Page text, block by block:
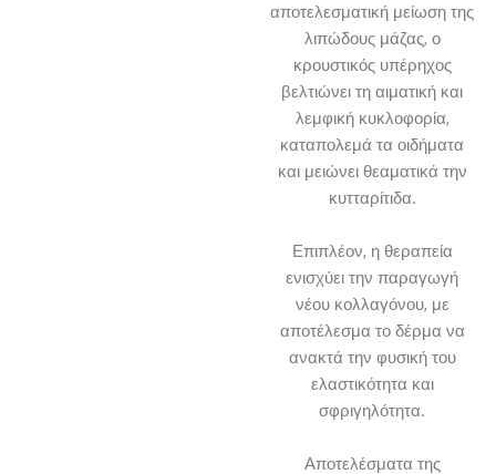
αποτελεσματική μείωση της
λιπώδους μάζας, ο
κρουστικός υπέρηχος
βελτιώνει τη αιματική και
λεμφική κυκλοφορία,
καταπολεμά τα οιδήματα
και μειώνει θεαματικά την
κυτταρίτιδα.
Επιπλέον, η θεραπεία
ενισχύει την παραγωγή
νέου κολλαγόνου, με
αποτέλεσμα το δέρμα να
ανακτά την φυσική του
ελαστικότητα και
σφριγηλότητα.
Αποτελέσματα της